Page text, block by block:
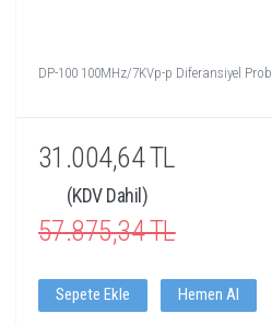
DP-100 100MHz/7KVp-p Diferansiyel Prob
31.004,64 TL
(KDV Dahil)
57.875,34 TL
Sepete Ekle Hemen Al